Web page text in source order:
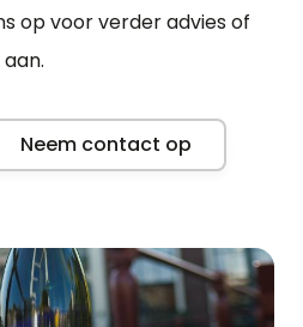
op voor verder advies of
Neem contact op